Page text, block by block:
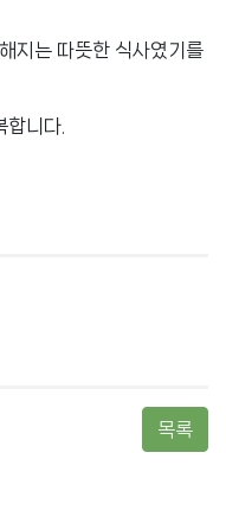
지는 따뜻한 식사였기를
합니다.
목록